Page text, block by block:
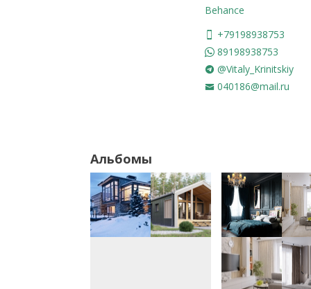
Behance
+79198938753
89198938753
@Vitaly_Krinitskiy
040186@mail.ru
Альбомы